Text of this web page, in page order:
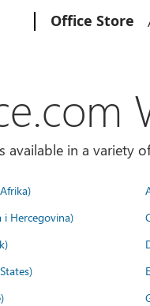
Office Store
available in a variety
i Hercegovina)